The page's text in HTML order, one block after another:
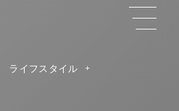
ライフスタイル